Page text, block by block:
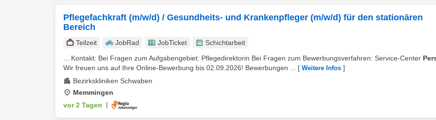
Pflegefachkraft (m/w/d) / Gesundheits- und Krankenpfleger (m/w/d) für den stationären
Bereich
Teilzeit JobRad JobTicket
Schichtarbeit
... Kontakt: Bei Fragen zum Aufgabengebiet: Pflegedirektorin Bei Fragen zum Bewerbungsverfahren: Service-Center
Wir freuen uns auf Ihre Online-Bewerbung bis 02.09.2026! Bewerbungen ...
[ Weitere Infos ]
Bezirkskliniken Schwaben
Memmingen
vor 2 Tagen